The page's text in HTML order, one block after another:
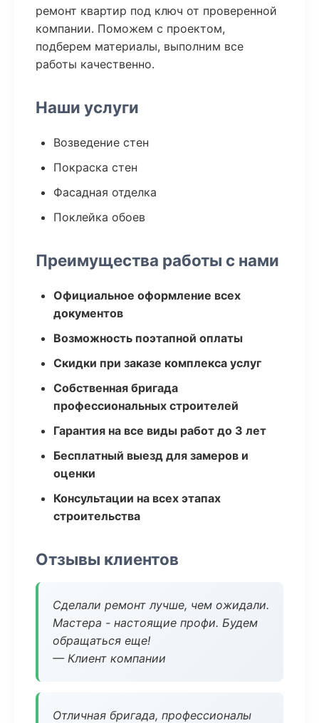
ремонт квартир под ключ от проверенной
компании. Поможем с проектом,
подберем материалы, выполним все
работы качественно.
Наши услуги
Возведение стен
Покраска стен
Фасадная отделка
Поклейка обоев
Преимущества работы с нами
Официальное оформление всех
документов
Возможность поэтапной оплаты
Скидки при заказе комплекса услуг
Собственная бригада
профессиональных строителей
Гарантия на все виды работ до 3 лет
Бесплатный выезд для замеров и
оценки
Консультации на всех этапах
строительства
Отзывы клиентов
Сделали ремонт лучше, чем ожидали.
Мастера - настоящие профи. Будем
обращаться еще!
— Клиент компании
Отличная бригада, профессионалы